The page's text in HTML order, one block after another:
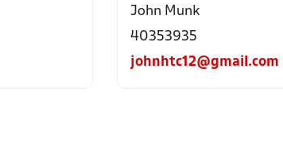
John Munk
40353935
johnhtc12@gmail.com